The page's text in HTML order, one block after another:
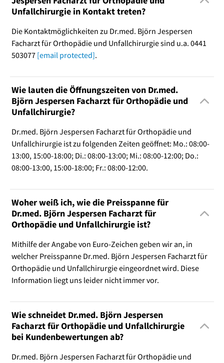
Unfallchirurgie in Kontakt treten?
Die Kontaktmöglichkeiten zu Dr.med. Björn Jespersen
Facharzt für Orthopädie und Unfallchirurgie sind u.a. 0441
503077 [email protected].
Wie lauten die Öffnungszeiten von Dr.med.
Björn Jespersen Facharzt für Orthopädie und
Unfallchirurgie?
Dr.med. Björn Jespersen Facharzt für Orthopädie und
Unfallchirurgie ist zu folgenden Zeiten geöffnet: Mo.: 08:00-
13:00, 15:00-18:00; Di.: 08:00-13:00; Mi.: 08:00-12:00; Do.:
08:00-13:00, 15:00-18:00; Fr.: 08:00-12:00.
Woher weiß ich, wie die Preisspanne für
Dr.med. Björn Jespersen Facharzt für
Orthopädie und Unfallchirurgie ist?
Mithilfe der Angabe von Euro-Zeichen geben wir an, in
welcher Preisspanne Dr.med. Björn Jespersen Facharzt für
Orthopädie und Unfallchirurgie eingeordnet wird. Diese
Information liegt uns leider nicht immer vor.
Wie schneidet Dr.med. Björn Jespersen
Facharzt für Orthopädie und Unfallchirurgie
bei Kundenbewertungen ab?
Dr.med. Björn Jespersen Facharzt für Orthopädie und